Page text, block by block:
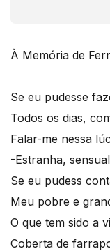
À Memória de
Se eu pudesse
Todos os dias,
Falar-me nessa
-Estranha,
Se eu pudess
Meu pobre e
O que tem sido a
Coberta de